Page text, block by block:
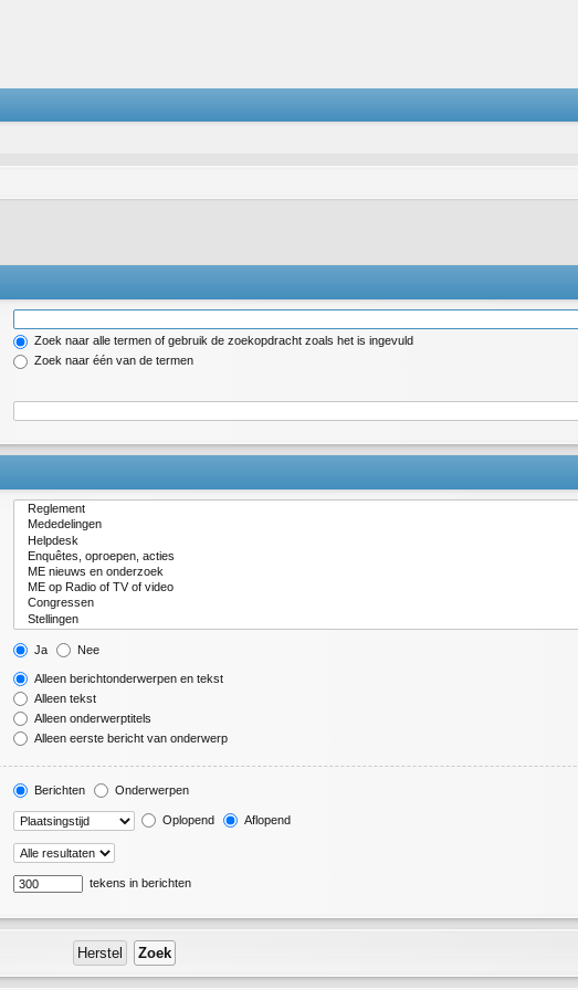
Zoek naar alle termen of gebruik de zoekopdracht zoals het is ingevuld
Zoek naar één van de termen
Ja Nee
Alleen berichtonderwerpen en tekst
Alleen tekst
Alleen onderwerptitels
Alleen eerste bericht van onderwerp
Berichten Onderwerpen
Oplopend Aflopend
tekens in berichten